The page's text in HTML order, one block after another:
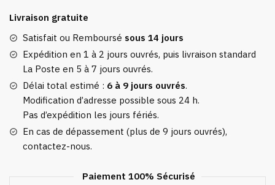
Travelbasics
Noir
Livraison gratuite
Satisfait ou Remboursé sous 14 jours
Expédition en 1 à 2 jours ouvrés, puis livraison standard
La Poste en 5 à 7 jours ouvrés.
Délai total estimé : 6 à 9 jours ouvrés.
Modification d’adresse possible sous 24 h.
Pas d’expédition les jours fériés.
En cas de dépassement (plus de 9 jours ouvrés),
contactez-nous.
Paiement 100% Sécurisé